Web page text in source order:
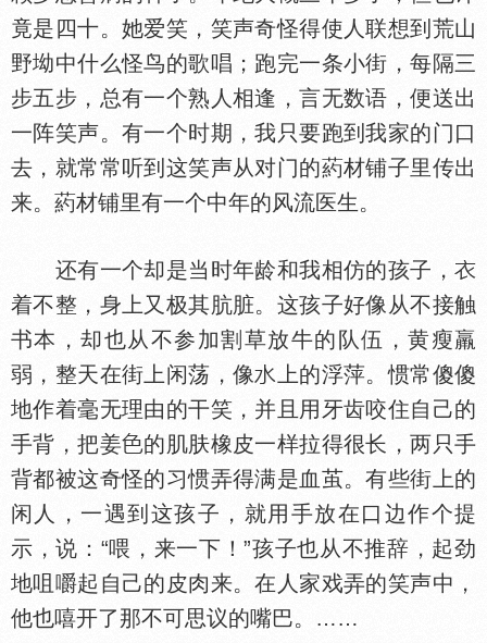
竟是四十。她爱笑，笑声奇怪得使人联想到荒山
野坳中什么怪鸟的歌唱；跑完一条小街，每隔三
步五步，总有一个熟人相逢，言无数语，便送出
一阵笑声。有一个时期，我只要跑到我家的门口
去，就常常听到这笑声从对门的葯材铺子里传出
来。葯材铺里有一个中年的风流医生。
还有一个却是当时年龄和我相仿的孩子，
着不整，身上又极其肮脏。这孩子好像从不接触
书本，却也从不参加割草放牛的队伍，黄瘦羸
弱，整天在街上闲荡，像
上的浮萍。惯常傻傻
地作着毫无理由的干笑，并且用牙齿咬住自己的
手背，把姜
的肌肤橡皮一样拉得很长，两只手
背都被这奇怪的习惯弄得满是血茧。有些街上的
闲人，一遇到这孩子，就用手放在口边作个提
示，说：“喂，来一下！”孩子也从不推辞，起劲
地咀嚼起自己的皮肉来。在人家戏弄的笑声中，
他也嘻开了那不可思议的嘴巴。……